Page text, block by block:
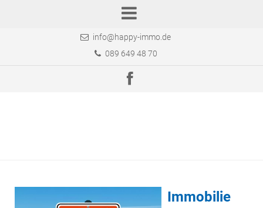
info@happy-immo.de
089 649 48 70
Immobilie